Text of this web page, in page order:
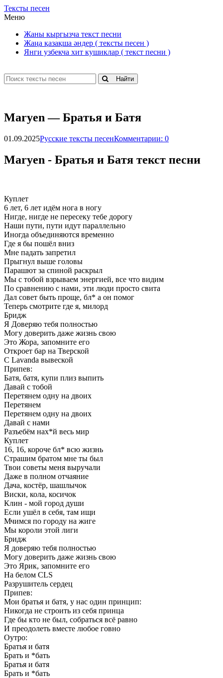
Тексты песен
Меню
Жаны кыргызча текст песни
Жаңа қазақша әндер ( тексты песен )
Янги узбекча хит кушиклар ( текст песни )
Найти
Маryеn — Бpaтья и Бaтя
01.09.2025Русские тексты песенКомментарии: 0
Маryеn - Бpaтья и Бaтя текст песни
Куплет
6 лет, 6 лет идём нога в ногу
Нигде, нигде не пересеку тебе дорогу
Наши пути, пути идут параллельно
Иногда объединяются временно
Где я бы пошёл вниз
Мне падать запретил
Прыгнул выше головы
Парашют за спиной раскрыл
Мы с тобой взрываем энергией, все что видим
По сравнению с нами, эти люди просто свита
Дал совет быть проще, бл* а он помог
Теперь смотрите где я, милорд
Бридж
Я Доверяю тебя полностью
Могу доверить даже жизнь свою
Это Жора, запомните его
Откроет бар на Тверской
С Lavanda вывеской
Припев:
Батя, батя, купи плиз выпить
Давай с тобой
Перетянем одну на двоих
Перетянем
Перетянем одну на двоих
Давай с нами
Разъебём нах*й весь мир
Куплет
16, 16, короче бл* всю жизнь
Страшим братом мне ты был
Твои советы меня выручали
Даже в полном отчаяние
Дача, костёр, шашлычок
Виски, кола, косичок
Клин - мой город души
Если ушёл в себя, там ищи
Мчимся по городу на жиге
Мы короли этой лиги
Бридж
Я доверяю тебя полностью
Могу доверить даже жизнь свою
Это Ярик, запомните его
На белом CLS
Разрушитель сердец
Припев:
Мои братья и батя, у нас один принцип:
Никогда не строить из себя принца
Где бы кто не был, собраться всё равно
И преодолеть вместе любое говно
Оутро:
Братья и батя
Брать и *бать
Братья и батя
Брать и *бать